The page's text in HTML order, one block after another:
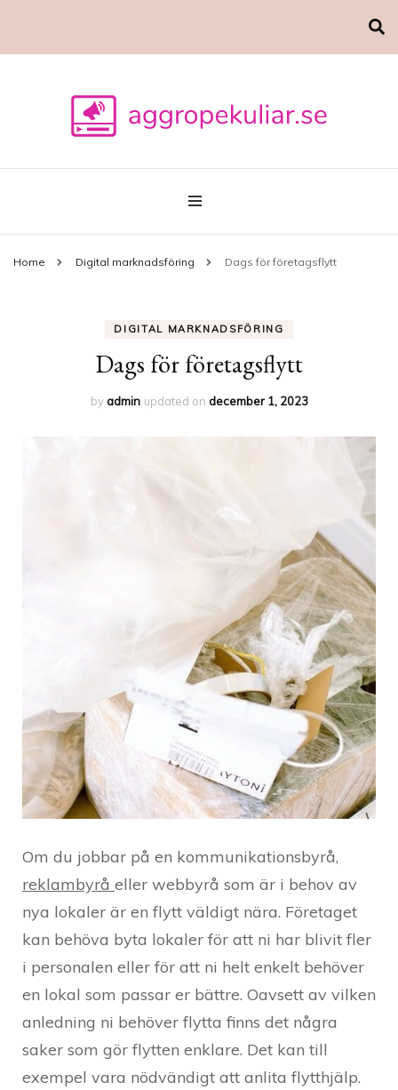
aggropekuliar.se
Home Digital marknadsföring Dags för företagsflytt
DIGITAL MARKNADSFÖRING
Dags för företagsflytt
byadmin updated on december 1, 2023
Om du jobbar på en kommunikationsbyrå,
reklambyrå eller webbyrå som är i behov av
nya lokaler är en flytt väldigt nära. Företaget
kan behöva byta lokaler för att ni har blivit fler
i personalen eller för att ni helt enkelt behöver
en lokal som passar er bättre. Oavsett av vilken
anledning ni behöver flytta finns det några
saker som gör flytten enklare. Det kan till
exempel vara nödvändigt att anlita flytthjälp.